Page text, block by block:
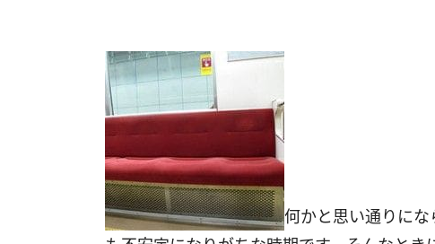
何かと思い通りに